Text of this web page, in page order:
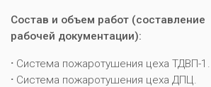
Состав и объем работ (составление
рабочей документации):
Система пожаротушения цеха ТДВП-1.
Система пожаротушения цеха ДПЦ.